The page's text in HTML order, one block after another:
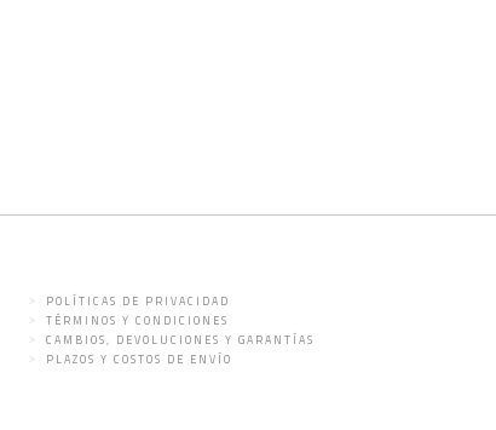
POLÍTICAS DE PRIVACIDAD
TÉRMINOS Y CONDICIONES
CAMBIOS, DEVOLUCIONES Y GARANTÍAS
PLAZOS Y COSTOS DE ENVÍO